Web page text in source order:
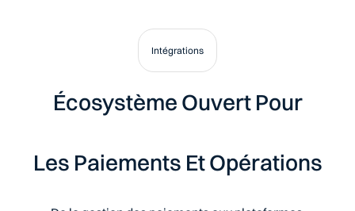
Intégrations
Écosystème Ouvert Pour
Les Paiements Et Opérations